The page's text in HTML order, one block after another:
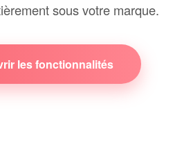
sous votre marque.
les fonctionnalités